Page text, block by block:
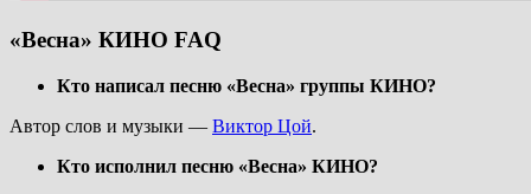
«Весна» КИНО FAQ
Кто написал песню «Весна» группы КИНО?
Автор слов и музыки — Виктор Цой.
Кто исполнил песню «Весна» КИНО?